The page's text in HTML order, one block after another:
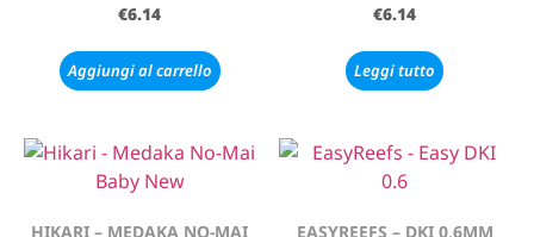
€6.14
Aggiungi al carrello
€6.14
Leggi tutto
HIKARI – MEDAKA NO-MAI EASYREEFS – DKI 0,6MM